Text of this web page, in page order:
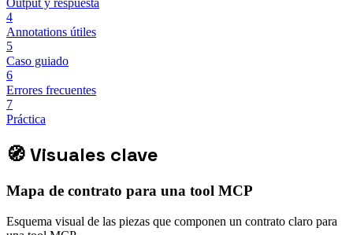
Output y respuesta
4
Annotations útiles
5
Caso guiado
6
Errores frecuentes
7
Práctica
🧭Visuales clave
Mapa de contrato para una tool MCP
Esquema visual de las piezas que componen un contrato claro para